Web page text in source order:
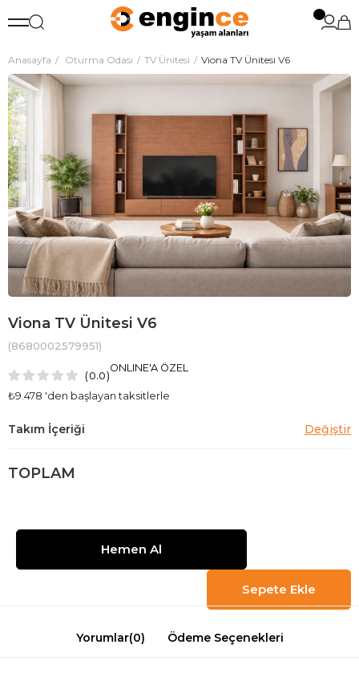
Anasayfa Oturma Odası TV Ünitesi Viona TV Ünitesi V6
Viona TV Ünitesi V6
(8680002579951)
0.0
₺9.478 'den başlayan taksitlerle
ONLINE'A ÖZEL
TOPLAM
Yorumlar(0) Ödeme Seçenekleri